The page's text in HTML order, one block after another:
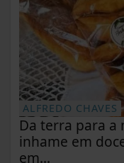
ALFREDO CHAVES
Da terra para a
inhame em
em...